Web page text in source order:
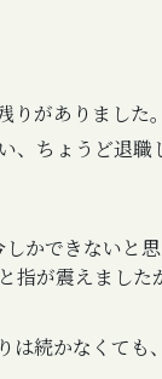
がありました。
、ちょうど退
かできないと
が震えました
は続かなくて